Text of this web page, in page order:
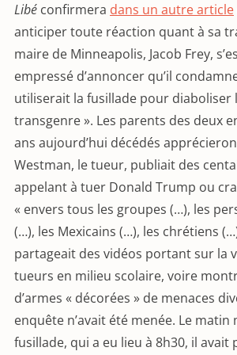
Libé confirmera dans un autre article
anticiper toute réaction quant à sa
maire de Minneapolis, Jacob Frey,
empressé d’annoncer qu’il
utiliserait la fusillade pour diaboliser
transgenre ». Les parents des deux
ans aujourd’hui décédés
Westman, le tueur, publiait des
appelant à tuer Donald Trump ou
« envers tous les groupes (…), les
(…), les Mexicains (…), les chrétiens
partageait des vidéos portant sur la
tueurs en milieu scolaire, voire
d’armes « décorées » de menaces
enquête n’avait été menée. Le matin
fusillade, qui a eu lieu à 8h30, il avait